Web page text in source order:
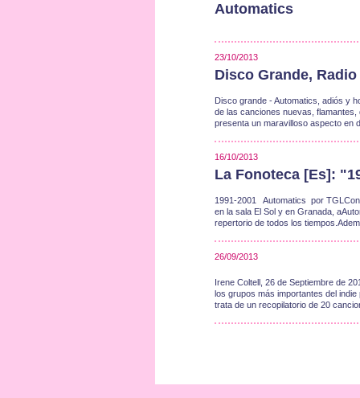
Automatics
23/10/2013
Disco Grande,
Disco grande - Automatics, adiós
de las canciones nuevas,
presenta un maravilloso aspecto en
16/10/2013
La Fonoteca [Es]:
1991-2001 Automatics por TGLCon
en la sala El Sol y en Granada,
repertorio de todos los
26/09/2013
Irene Coltell, 26 de Septiembre de
los grupos más importantes del
trata de un recopilatorio de 20